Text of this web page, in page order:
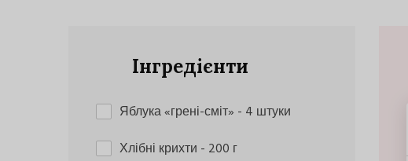
Інгредієнти
Яблука «грені-сміт» - 4 штуки
Хлібні крихти - 200 г